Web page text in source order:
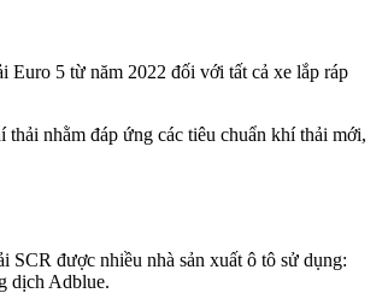
Euro 5 từ năm 2022 đối với tất cả xe lắp ráp
nhằm đáp ứng các tiêu chuẩn khí thải mới,
được nhiều nhà sản xuất ô tô sử dụng:
dịch Adblue.